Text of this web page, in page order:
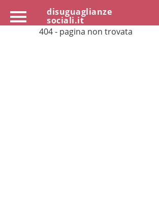
disuguaglianze
sociali.it
404 - pagina non trovata